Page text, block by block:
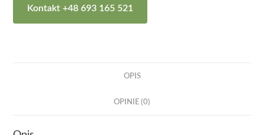
Kontakt +48 693 165 521
OPIS
OPINIE (0)